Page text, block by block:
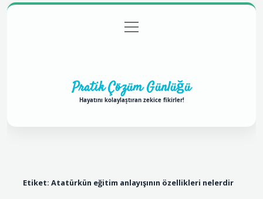
Gizlilik Politikası
menüyü
aç
Pratik Çözüm Günlüğü
Hayatını kolaylaştıran zekice fikirler!
Etiket: Atatürkün eğitim anlayışının özellikleri nelerdir